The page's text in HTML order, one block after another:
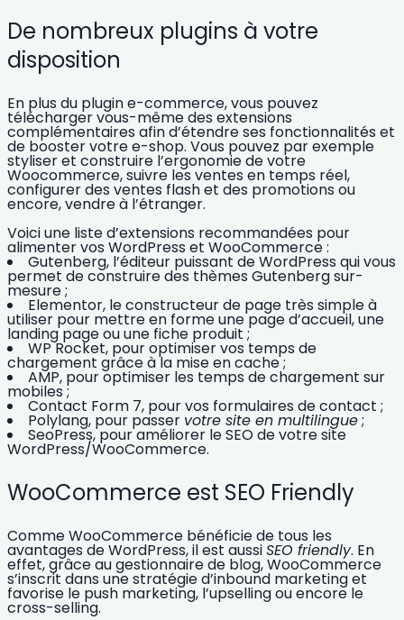
De nombreux plugins à votre
disposition
En plus du plugin e-commerce, vous pouvez
télécharger vous-même des extensions
complémentaires afin d’étendre ses fonctionnalités et
de booster votre e-shop. Vous pouvez par exemple
styliser et construire l’ergonomie de votre
Woocommerce, suivre les ventes en temps réel,
configurer des ventes flash et des promotions ou
encore, vendre à l’étranger.
Voici une listed’extensions recommandées pour
alimenter vos WordPress et WooCommerce :
Gutenberg, l’éditeur puissant de WordPress qui vous
permet de construire des thèmes Gutenberg sur-
mesure;
Elementor, le constructeur de page très simple à
utiliser pour mettre en forme une page d’accueil, une
landing page ou une fiche produit ;
WP Rocket, pour optimiser vos temps de
chargement grâce à la mise en cache ;
AMP, pour optimiser les temps de chargement sur
mobiles ;
Contact Form 7, pour vos formulaires de contact ;
Polylang, pour passer votre site en multilingue;
SeoPress, pouraméliorer le SEO de votre site
WordPress/WooCommerce.
WooCommerce est SEO Friendly
Comme WooCommerce bénéficie de tous les
avantages de WordPress, il est aussiSEO friendly. En
effet, grâce au gestionnaire de blog, WooCommerce
s’inscrit dans une stratégie d’inbound marketinget
favorise le push marketing, l’upselling ou encore le
cross-selling.